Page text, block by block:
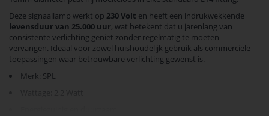
Deze signaallamp werkt op 230 Volt en heeft een indrukwekkende
levensduur van 25.000 uur, wat betekent dat u jarenlang van
consistente verlichting geniet zonder regelmatig te moeten
vervangen. Ideaal voor zowel huishoudelijk gebruik als commerciële
toepassingen waar betrouwbare verlichting gewenst is.
Merk: SPL